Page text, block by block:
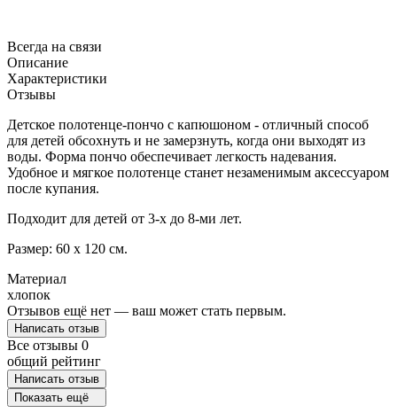
Всегда на связи
Описание
Характеристики
Отзывы
Детское полотенце-пончо с капюшоном - отличный способ
для детей обсохнуть и не замерзнуть, когда они выходят из
воды. Форма пончо обеспечивает легкость надевания.
Удобное и мягкое полотенце станет незаменимым аксессуаром
после купания.
Подходит для детей от 3-х до 8-ми лет.
Размер: 60 х 120 см.
Материал
хлопок
Отзывов ещё нет — ваш может стать первым.
Написать отзыв
Все отзывы 0
общий рейтинг
Написать отзыв
Показать ещё